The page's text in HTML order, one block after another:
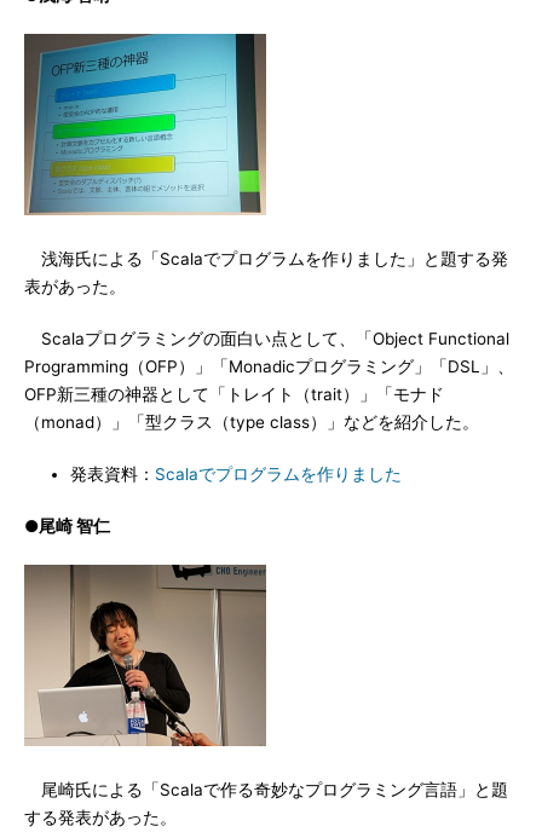
浅海氏による「Scalaでプログラムを作りました」と題する発
表があった。
Scalaプログラミングの面白い点として、「Object Functional
Programming（OFP）」「Monadicプログラミング」「DSL」、
OFP新三種の神器として「トレイト（trait）」「モナド
（monad）」「型クラス（type class）」などを紹介した。
発表資料： Scalaでプログラムを作りました
●尾崎 智仁
尾崎氏による「Scalaで作る奇妙なプログラミング言語」と題
する発表があった。